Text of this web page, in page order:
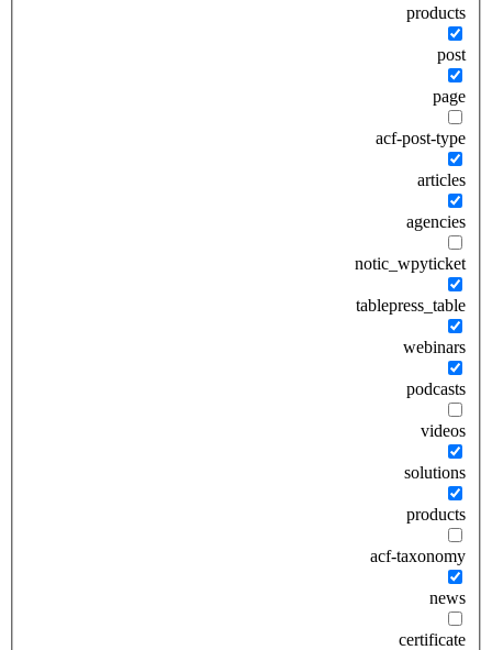
products
post
page
acf-post-type
articles
agencies
notic_wpyticket
tablepress_table
webinars
podcasts
videos
solutions
products
acf-taxonomy
news
certificate